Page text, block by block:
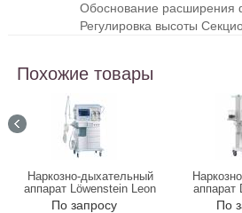
Обоснование расширения
Регулировка высоты
Похожие товары
Наркозно-дыхательный
аппарат Löwenstein Leon
plus
По запросу
аппарат
По